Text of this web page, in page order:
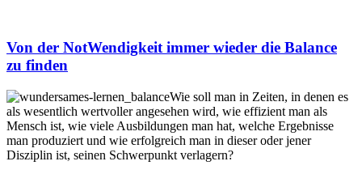
Von der NotWendigkeit immer wieder die Balance
zu finden
Wie soll man in Zeiten, in denen es
als wesentlich wertvoller angesehen wird, wie effizient man als
Mensch ist, wie viele Ausbildungen man hat, welche Ergebnisse
man produziert und wie erfolgreich man in dieser oder jener
Disziplin ist, seinen Schwerpunkt verlagern?